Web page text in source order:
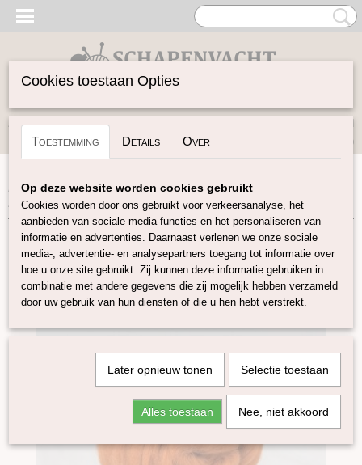
Inloggen Registreren
(0)
Home>Vilten>Lontwol gekleurd 19 mic>
K08
Cookies toestaan Opties
Toestemming Details Over
Op deze website worden cookies gebruikt
Cookies worden door ons gebruikt voor verkeersanalyse, het
aanbieden van sociale media-functies en het personaliseren van
informatie en advertenties. Daarnaast verlenen we onze sociale
media-, advertentie- en analysepartners toegang tot informatie over
hoe u onze site gebruikt. Zij kunnen deze informatie gebruiken in
combinatie met andere gegevens die zij mogelijk hebben verzameld
door uw gebruik van hun diensten of die u hen hebt verstrekt.
Later opnieuw tonen Selectie toestaan
Alles toestaan Nee, niet akkoord